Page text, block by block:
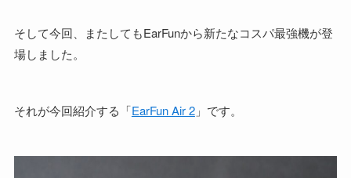
そして今回、またしてもEarFunから新たなコスパ最強機が登
場しました。
それが今回紹介する「EarFun Air 2」です。